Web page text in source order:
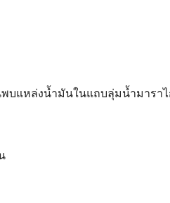
บแหล่งน้ำมันในแถบลุ่มน้ำมารา